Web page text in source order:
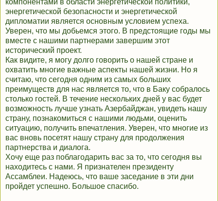
компонентами в области энергетической политики,
энергетической безопасности и энергетической
дипломатии является основным условием успеха.
Уверен, что мы добьемся этого. В предстоящие годы мы
вместе с нашими партнерами завершим этот
исторический проект.
Как видите, я могу долго говорить о нашей стране и
охватить многие важные аспекты нашей жизни. Но я
считаю, что сегодня одним из самых больших
преимуществ для нас является то, что в Баку собралось
столько гостей. В течение нескольких дней у вас будет
возможность лучше узнать Азербайджан, увидеть нашу
страну, познакомиться с нашими людьми, оценить
ситуацию, получить впечатления. Уверен, что многие из
вас вновь посетят нашу страну для продолжения
партнерства и диалога.
Хочу еще раз поблагодарить вас за то, что сегодня вы
находитесь с нами. Я признателен президенту
Ассамблеи. Надеюсь, что ваше заседание в эти дни
пройдет успешно. Большое спасибо.